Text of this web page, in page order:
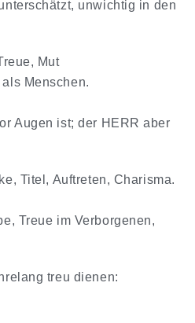
unwichtig in den
Mut
Menschen.
Augen ist; der HERR aber
Titel, Auftreten, Charisma.
Treue im Verborgenen,
treu dienen: